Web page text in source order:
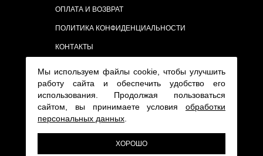
ОПЛАТА И ВОЗВРАТ
ПОЛИТИКА КОНФИДЕНЦИАЛЬНОСТИ
КОНТАКТЫ
Мы используем файлы cookie, чтобы улучшить
работу сайта и обеспечить удобство его
использования. Продолжая пользоваться
сайтом, вы принимаете условия обработки
персональных данных
ХОРОШО